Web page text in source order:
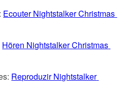
Ecouter Nightstalker Christmas
Hören Nightstalker Christmas
Reproduzir Nightstalker